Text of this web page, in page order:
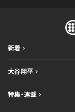
新着
大谷翔平
特集・連載